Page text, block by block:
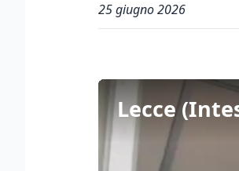
25 giugno 2026
Lecce